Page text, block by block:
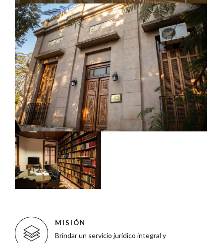
MISIÓN
Brindar un servicio jurídico integral y